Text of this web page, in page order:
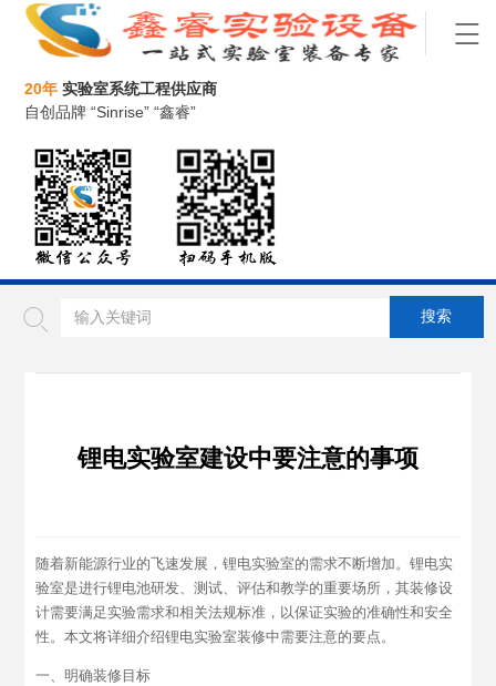
20年 实验室系统工程供应商
自创品牌 “Sinrise” “鑫睿”
锂电实验室建设中要注意的事项
随着新能源行业的飞速发展，锂电实验室的需求不断增加。锂电实
验室是进行锂电池研发、测试、评估和教学的重要场所，其装修设
计需要满足实验需求和相关法规标准，以保证实验的准确性和安全
性。本文将详细介绍锂电实验室装修中需要注意的要点。
一、明确装修目标